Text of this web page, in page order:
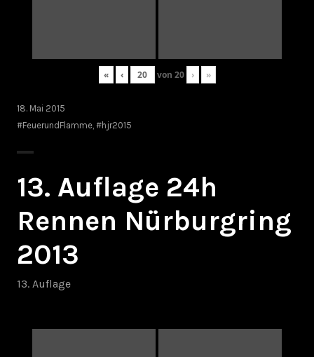
« ‹ von 20 › »
18. Mai 2015
#FeuerundFlamme #hjr2015
13. Auflage 24h
Rennen Nürburgring
2013
13. Auflage